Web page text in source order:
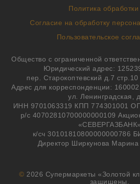
Политика
Согласие на обработку
Пользовательское
Общество с ограниченной
Юридический адрес:
пер. Старокоптевский д.7
Адрес для корреспонденции:
ул. Ленинградская,
ИНН 9701063319 КПП 774301001
р/с 40702810700000000109
«СЕВЕРГАЗБАНК»
к/сч 30101810800000000786
Директор Ширкунова Марина
© 2026 Супермаркеты «Золотой
защищены.